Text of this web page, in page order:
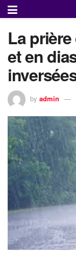
La prière
et en
by admin